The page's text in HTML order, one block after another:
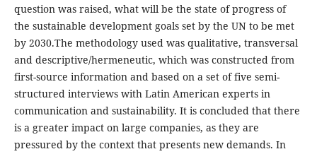
question was raised, what will be the state of progress of
the sustainable development goals set by the UN to be met
by 2030.The methodology used was qualitative, transversal
and descriptive/hermeneutic, which was constructed from
first-source information and based on a set of five semi-
structured interviews with Latin American experts in
communication and sustainability. It is concluded that there
is a greater impact on large companies, as they are
pressured by the context that presents new demands. In